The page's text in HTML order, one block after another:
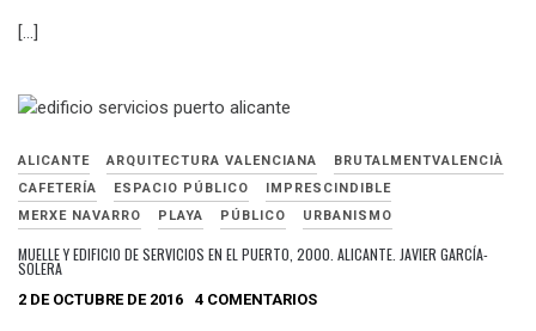
[…]
ALICANTE ARQUITECTURA VALENCIANA
BRUTALMENTVALENCIÀ
CAFETERÍA
ESPACIO PÚBLICO
IMPRESCINDIBLE
MERXE NAVARRO
PLAYA PÚBLICO URBANISMO
MUELLE Y EDIFICIO DE SERVICIOS EN EL PUERTO, 2000. ALICANTE. JAVIER GARCÍA-
SOLERA
2 DE OCTUBRE DE 2016 4 COMENTARIOS